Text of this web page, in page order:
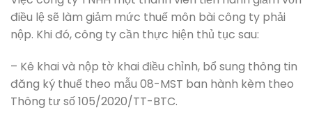
điều lệ sẽ làm giảm mức thuế môn bài công ty phải
nộp. Khi đó, công ty cần thực hiện thủ tục sau:
– Kê khai và nộp tờ khai điều chỉnh, bổ sung thông tin
đăng ký thuế theo mẫu 08-MST ban hành kèm theo
Thông tư số 105/2020/TT-BTC.